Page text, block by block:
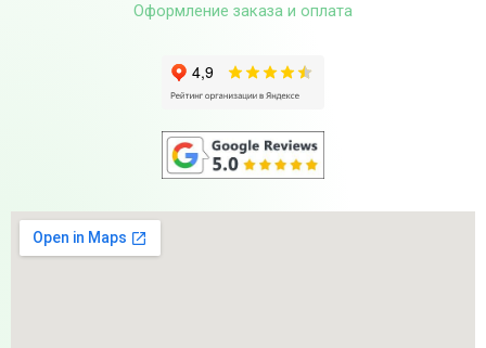
Оформление заказа и оплата